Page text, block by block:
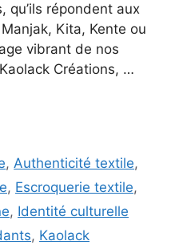
qu’ils répondent aux
Kita, Kente ou
vibrant de nos
Créations, …
,Authenticité textile,
, Escroquerie textile,
, Identité culturelle
, Kaolack